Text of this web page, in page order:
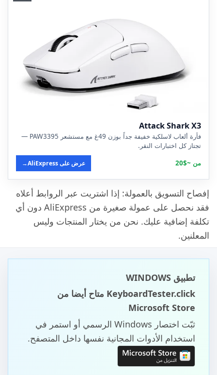
Attack Shark X3
فأرة ألعاب لاسلكية خفيفة جداً بوزن 49غ مع مستشعر PAW3395 —
تجتاز كل اختبارات النقر.
من ~$20
عرض على AliExpress →
إفصاح التسويق بالعمولة: إذا اشتريت عبر الروابط أعلاه
فقد نحصل على عمولة صغيرة من AliExpress دون أي
تكلفة إضافية عليك. نحن من يختار المنتجات وليس
المعلنين.
تطبيق WINDOWS
KeyboardTester.click متاح أيضا من
Microsoft Store
ثبّت اختصار Windows الرسمي أو استمر في
استخدام الأدوات المجانية نفسها داخل المتصفح.